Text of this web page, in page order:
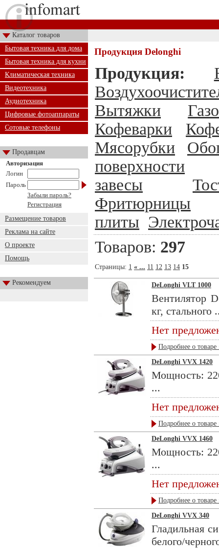
Каталог товаров
Бытовая техника для дома
Бытовая техника для кухни
Климатическая техника
Видеотехника
Аудиотехника
Цифровые фотоаппараты
Сотовые телефоны
Продавцам
Авторизация
Логин
Пароль
Забыли пароль?
Регистрация
Размещение товаров
Реклама на сайте
О проекте
Помощь
Рекомендуем
Продукция Delonghi
Продукция:
Вытяжки
Кофеварки
Мясорубки
поверхности
завесы
Фритюрницы
плиты
Товаров: 297
Страницы: 1 « ... 11 12 13 14 15
DeLonghi VLT 1000
Вентилятор
кг, стального
Нет
Подробнее о товаре
DeLonghi VVX 1420
Мощность:
...
Нет
Подробнее о товаре
DeLonghi VVX 1460
Мощность:
...
Нет
Подробнее о товаре
DeLonghi VVX 340
Гладильная
белого/